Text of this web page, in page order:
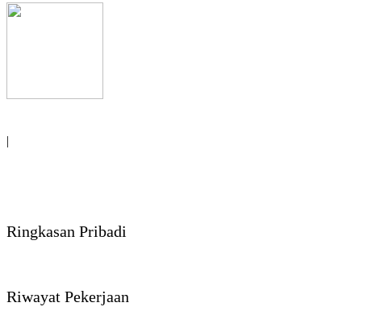
|
Ringkasan Pribadi
Riwayat Pekerjaan